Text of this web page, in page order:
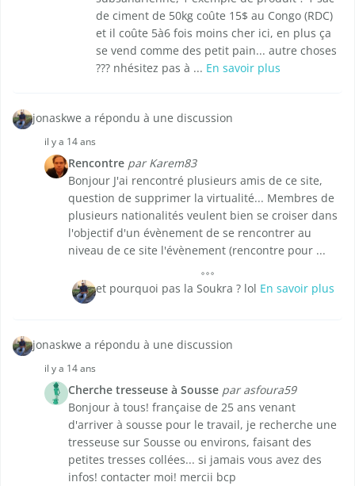
de ciment de 50kg coûte 15$ au Congo (RDC)
et il coûte 5à6 fois moins cher ici, en plus ça
se vend comme des petit pain... autre choses
??? nhésitez pas à ... En savoir plus
jonaskwe a répondu à une discussion
il y a 14 ans
Rencontre par Karem83
Bonjour J'ai rencontré plusieurs amis de ce site,
question de supprimer la virtualité... Membres de
plusieurs nationalités veulent bien se croiser dans
l'objectif d'un évènement de se rencontrer au
niveau de ce site l'évènement (rencontre pour ...
et pourquoi pas la Soukra ? lol En savoir plus
jonaskwe a répondu à une discussion
il y a 14 ans
Cherche tresseuse à Sousse par asfoura59
Bonjour à tous! française de 25 ans venant
d'arriver à sousse pour le travail, je recherche une
tresseuse sur Sousse ou environs, faisant des
petites tresses collées... si jamais vous avez des
infos! contacter moi! mercii bcp